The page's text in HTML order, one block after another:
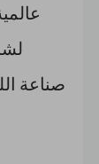
صناعة